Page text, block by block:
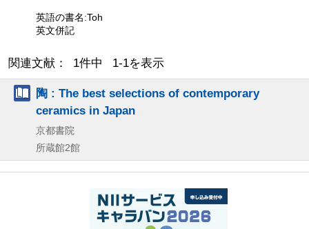
英語の書名:Toh
英文併記
関連文献： 1件中 1-1を表示
陶 : The best selections of contemporary
ceramics in Japan
京都書院
所蔵館2館